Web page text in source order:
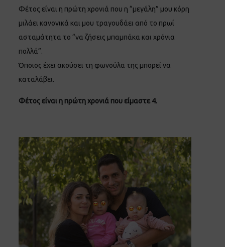
Φέτος είναι η πρώτη χρονιά που η “μεγάλη” μου κόρη
μιλάει κανονικά και μου τραγουδάει από το πρωί
ασταμάτητα το “να ζήσεις μπαμπάκα και χρόνια
πολλά”.
Όποιος έχει ακούσει τη φωνούλα της μπορεί να
καταλάβει.
Φέτος είναι η πρώτη χρονιά που είμαστε 4.